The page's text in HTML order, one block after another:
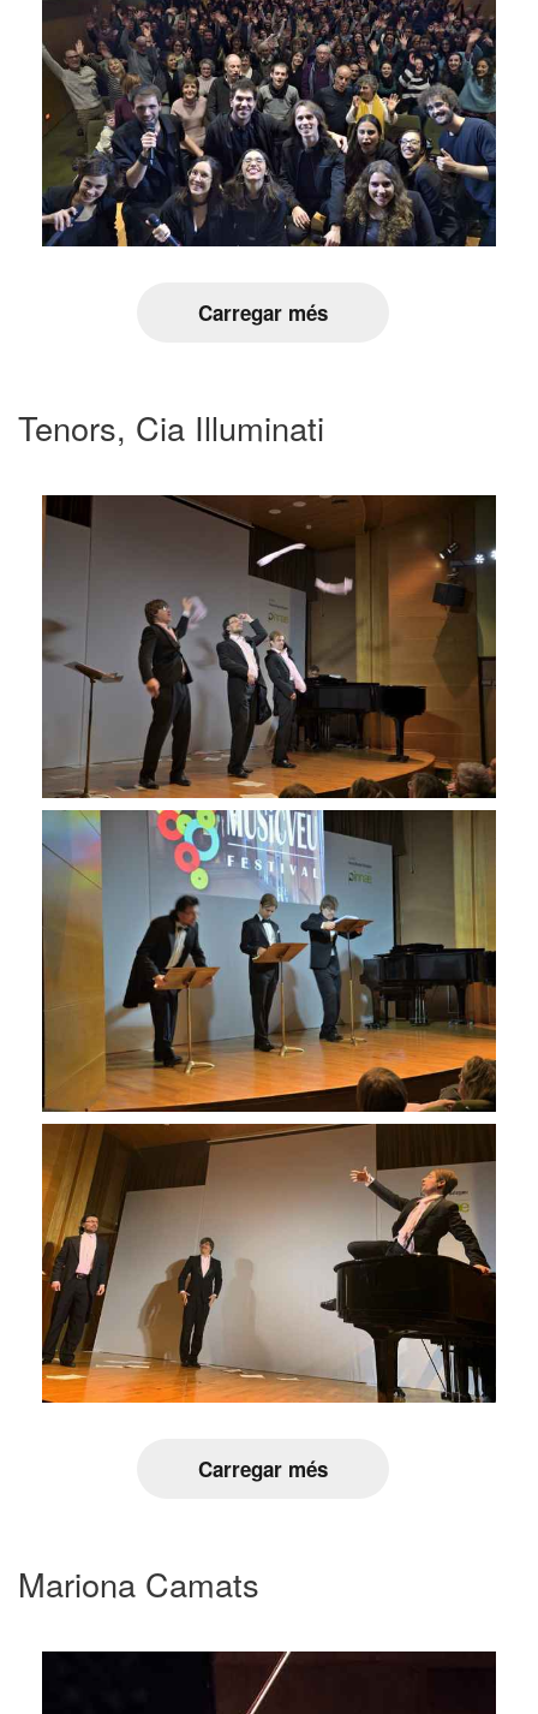
Carregar més
Tenors, Cia Illuminati
Carregar més
Mariona Camats